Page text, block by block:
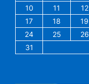
10
11 12
17
18 19
24
25 26
31